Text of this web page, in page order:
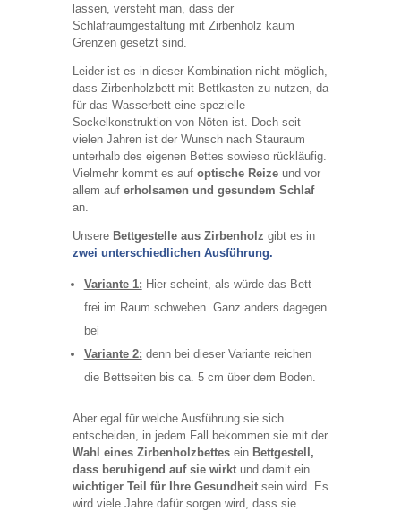
lassen, versteht man, dass der
Schlafraumgestaltung mit Zirbenholz kaum
Grenzen gesetzt sind.
Leider ist es in dieser Kombination nicht möglich,
dass Zirbenholzbett mit Bettkasten zu nutzen, da
für das Wasserbett eine spezielle
Sockelkonstruktion von Nöten ist. Doch seit
vielen Jahren ist der Wunsch nach Stauraum
unterhalb des eigenen Bettes sowieso rückläufig.
Vielmehr kommt es auf optische Reizeund vor
allem auf erholsamen und gesundem Schlaf
an.
Unsere Bettgestelle aus Zirbenholz gibt es in
zwei unterschiedlichen Ausführung.
Variante 1: Hier scheint, als würde das Bett
frei im Raum schweben. Ganz anders dagegen
bei
Variante 2: denn bei dieser Variante reichen
die Bettseiten bis ca. 5 cm über dem Boden.
Aber egal für welche Ausführung sie sich
entscheiden, in jedem Fall bekommen sie mit der
Wahl eines Zirbenholzbettesein Bettgestell,
dass beruhigend auf sie wirktund damit ein
wichtiger Teil für Ihre Gesundheitsein wird. Es
wird viele Jahre dafür sorgen wird, dass sie